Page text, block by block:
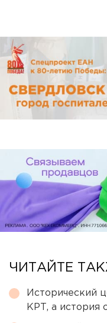
ЧИТАЙТЕ
Исторический
КРТ, а история